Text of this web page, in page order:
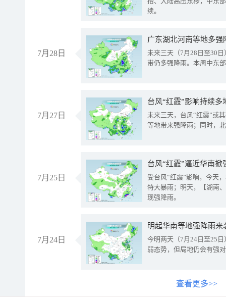
续。
7月28日
广东湖北河南等地多
未来三天（7月28日至30
带仍多强降雨。本周中东
7月27日
台风“红霞”影响持续
未来三天，台风“红霞”或
等地带来强降雨；同时，
7月25日
台风“红霞”逼近华南
受台风“红霞”影响，今天
特大暴雨；明天，【湖南
现强降雨。
7月24日
明起华南等地强降雨
今明两天（7月24日至25
弱态势，但局地仍会有强
查看更多>>